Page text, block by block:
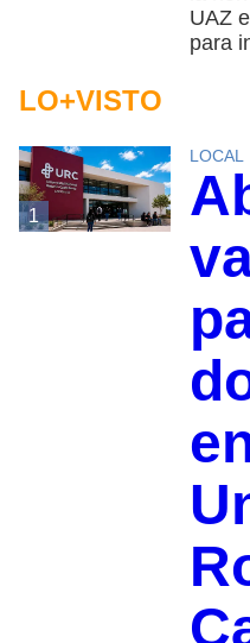
UAZ
para
LO+VISTO
1
LOCAL